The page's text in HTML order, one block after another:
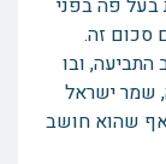
בעל פה בפני
סכום זה.
ובו
שמר ישראל
שהוא חושב